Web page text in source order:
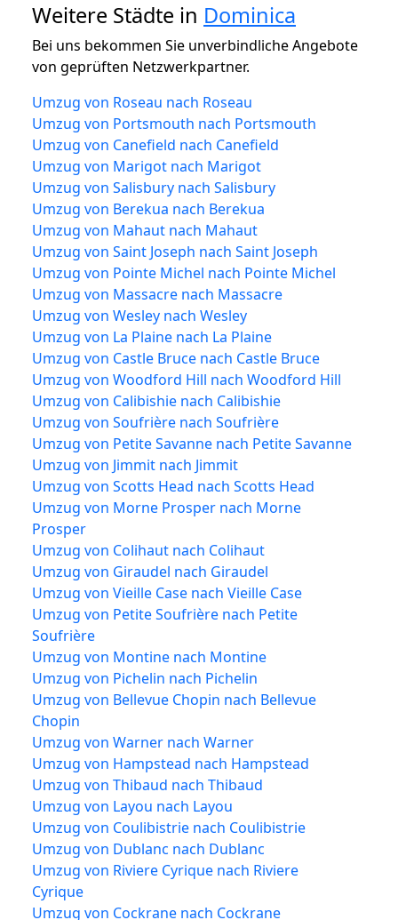
Weitere Städte in Dominica
Bei uns bekommen Sie unverbindliche Angebote
von geprüften Netzwerkpartner.
Umzug von Roseau nach Roseau
Umzug von Portsmouth nach Portsmouth
Umzug von Canefield nach Canefield
Umzug von Marigot nach Marigot
Umzug von Salisbury nach Salisbury
Umzug von Berekua nach Berekua
Umzug von Mahaut nach Mahaut
Umzug von Saint Joseph nach Saint Joseph
Umzug von Pointe Michel nach Pointe Michel
Umzug von Massacre nach Massacre
Umzug von Wesley nach Wesley
Umzug von La Plaine nach La Plaine
Umzug von Castle Bruce nach Castle Bruce
Umzug von Woodford Hill nach Woodford Hill
Umzug von Calibishie nach Calibishie
Umzug von Soufrière nach Soufrière
Umzug von Petite Savanne nach Petite Savanne
Umzug von Jimmit nach Jimmit
Umzug von Scotts Head nach Scotts Head
Umzug von Morne Prosper nach Morne
Prosper
Umzug von Colihaut nach Colihaut
Umzug von Giraudel nach Giraudel
Umzug von Vieille Case nach Vieille Case
Umzug von Petite Soufrière nach Petite
Soufrière
Umzug von Montine nach Montine
Umzug von Pichelin nach Pichelin
Umzug von Bellevue Chopin nach Bellevue
Chopin
Umzug von Warner nach Warner
Umzug von Hampstead nach Hampstead
Umzug von Thibaud nach Thibaud
Umzug von Layou nach Layou
Umzug von Coulibistrie nach Coulibistrie
Umzug von Dublanc nach Dublanc
Umzug von Riviere Cyrique nach Riviere
Cyrique
Umzug von Cockrane nach Cockrane